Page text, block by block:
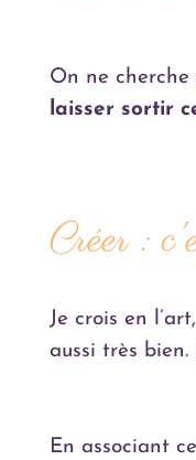
On ne cherche
laisser sortir
Créer :
Je crois en
aussi très
En associant